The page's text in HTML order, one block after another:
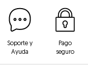
Soporte y
Ayuda
Pago
seguro